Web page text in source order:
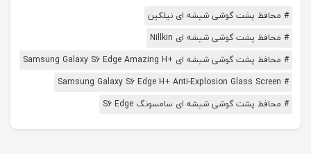
# محافظ پشت گوشی شیشه ای نیلکین
# محافظ پشت گوشی شیشه ای Nillkin
# محافظ پشت گوشی شیشه ای +Samsung Galaxy S6 Edge Amazing H
# Samsung Galaxy S6 Edge H+ Anti-Explosion Glass Screen
# محافظ پشت گوشی شیشه ای سامسونگ S6 Edge